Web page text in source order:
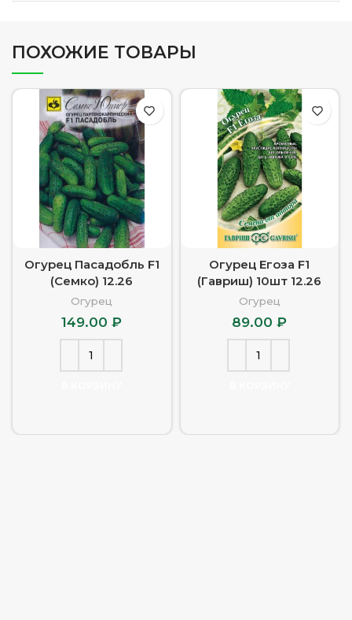
ПОХОЖИЕ ТОВАРЫ
Огурец Пасадобль F1
(Семко) 12.26
Огурец
149.00₽
Огурец Егоза F1
(Гавриш) 10шт 12.26
Огурец
89.00₽